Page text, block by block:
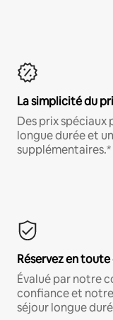
La simplicité du
Des prix spéciaux
longue durée et
supplémentaires.*
Réservez en
Évalué par notre
confiance et
séjour longue